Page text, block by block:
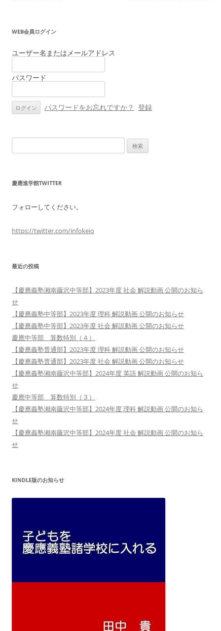
ビ
ゲ
シ
ン
WEB会員ログイン
ユーザー名またはメールアドレス
パスワード
パスワードをお忘れですか？ 登録
索:
慶應進学館TWITTER
フォローしてください。
https://twitter.com/infokeio
最近の投稿
【慶應義塾湘南藤沢中等部】2023年度 社会 解説動画 公開のお知ら
せ
【慶應義塾中等部】2023年度 理科 解説動画 公開のお知らせ
【慶應義塾中等部】2023年度 社会 解説動画 公開のお知らせ
慶應中等部 算数特別（４）
【慶應義塾普通部】2023年度 理科 解説動画 公開のお知らせ
【慶應義塾普通部】2023年度 社会 解説動画 公開のお知らせ
【慶應義塾湘南藤沢中等部】2024年度 英語 解説動画 公開のお知ら
せ
慶應中等部 算数特別（３）
【慶應義塾湘南藤沢中等部】2024年度 理科 解説動画 公開のお知ら
せ
【慶應義塾湘南藤沢中等部】2024年度 社会 解説動画 公開のお知ら
せ
KINDLE版のお知らせ